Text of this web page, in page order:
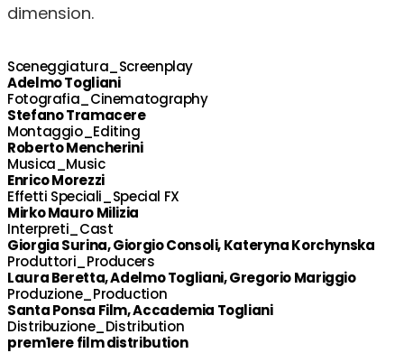
dimension.
Sceneggiatura_Screenplay
Adelmo Togliani
Fotografia_Cinematography
Stefano Tramacere
Montaggio_Editing
Roberto Mencherini
Musica_Music
Enrico Morezzi
Effetti Speciali_Special FX
Mirko Mauro Milizia
Interpreti_Cast
Giorgia Surina, Giorgio Consoli, Kateryna Korchynska
Produttori_Producers
Laura Beretta, Adelmo Togliani, Gregorio Mariggio
Produzione_Production
Santa Ponsa Film, Accademia Togliani
Distribuzione_Distribution
prem1ere film distribution